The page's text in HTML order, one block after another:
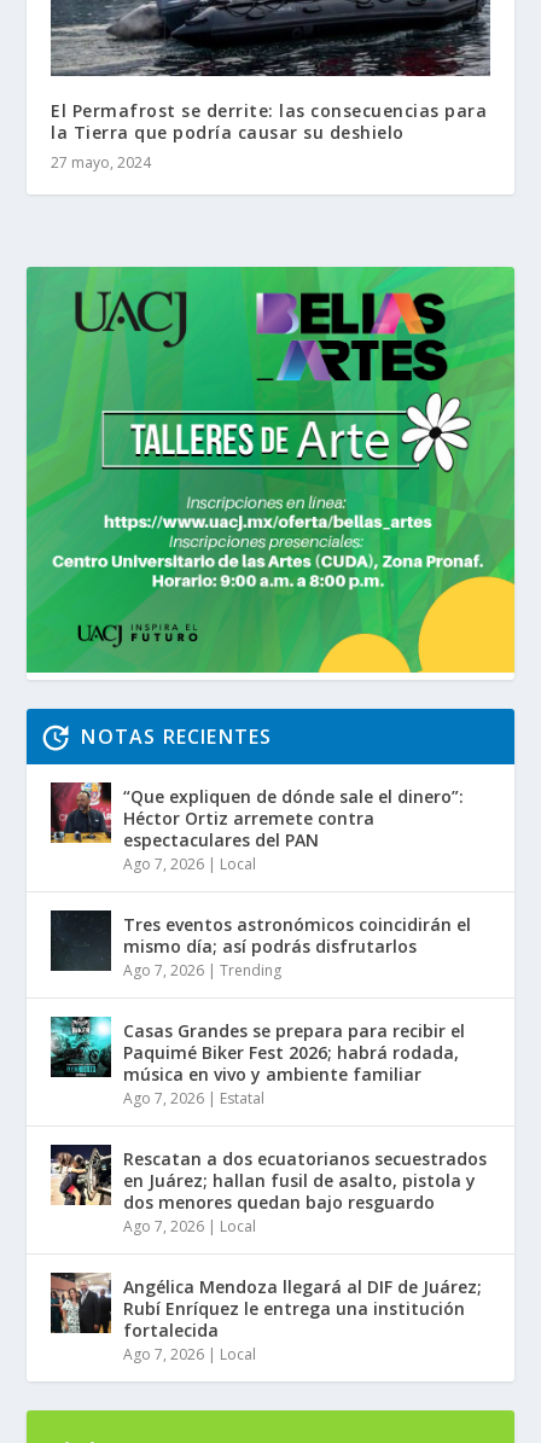
El Permafrost se derrite: las consecuencias para
la Tierra que podría causar su deshielo
27 mayo, 2024
NOTAS RECIENTES
“Que expliquen de dónde sale el dinero”:
Héctor Ortiz arremete contra
espectaculares del PAN
Ago 7, 2026 | Local
Tres eventos astronómicos coincidirán el
mismo día; así podrás disfrutarlos
Ago 7, 2026 |Trending
Casas Grandes se prepara para recibir el
Paquimé Biker Fest 2026; habrá rodada,
música en vivo y ambiente familiar
Ago 7, 2026 | Estatal
Rescatan a dos ecuatorianos secuestrados
en Juárez; hallan fusil de asalto, pistola y
dos menores quedan bajo resguardo
Ago 7, 2026 | Local
Angélica Mendoza llegará al DIF de Juárez;
Rubí Enríquez le entrega una institución
fortalecida
Ago 7, 2026 | Local